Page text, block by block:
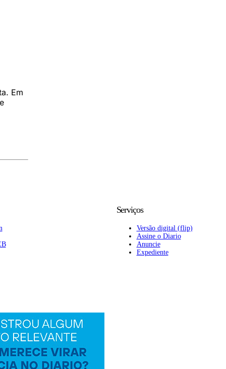
Em
Serviços
Versão digital (flip)
Assine o Diario
Anuncie
Expediente